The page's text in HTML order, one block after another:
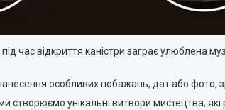
під час відкриття каністри заграє
особливих побажань, дат або фото,
створюємо унікальні витвори мистецтва,